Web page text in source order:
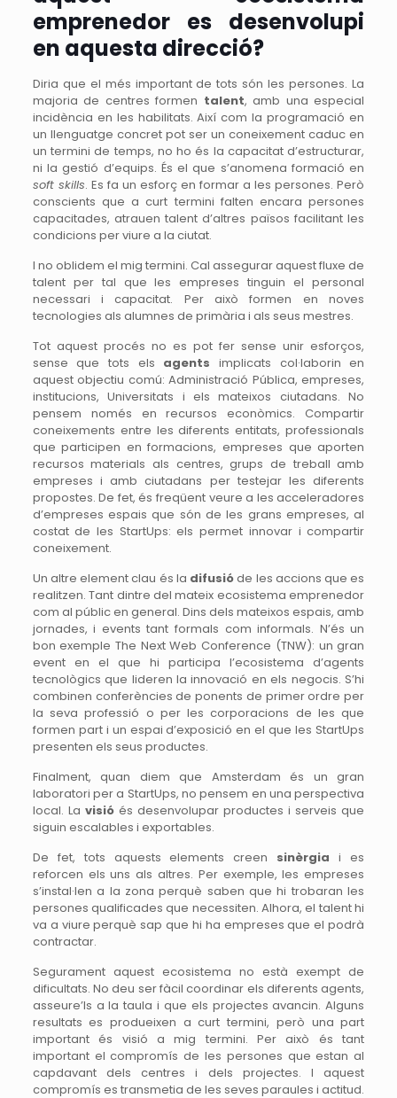
emprenedor es desenvolupi
en aquesta direcció?
Diria que el més important de tots són les persones. La
majoria de centres formen talent, amb una especial
incidència en les habilitats. Així com la programació en
un llenguatge concret pot ser un coneixement caduc en
un termini de temps, no ho és la capacitat d’estructurar,
ni la gestió d’equips. És el que s’anomena formació en
soft skills. Es fa un esforç en formar a les persones. Però
conscients que a curt termini falten encara persones
capacitades, atrauen talent d’altres països facilitant les
condicions per viure a la ciutat.
I no oblidem el mig termini. Cal assegurar aquest fluxe de
talent per tal que les empreses tinguin el personal
necessari i capacitat. Per això formen en noves
tecnologies als alumnes de primària i als seus mestres.
Tot aquest procés no es pot fer sense unir esforços,
sense que tots els agents implicats col·laborin en
aquest objectiu comú: Administració Pública, empreses,
institucions, Universitats i els mateixos ciutadans. No
pensem només en recursos econòmics. Compartir
coneixements entre les diferents entitats, professionals
que participen en formacions, empreses que aporten
recursos materials als centres, grups de treball amb
empreses i amb ciutadans per testejar les diferents
propostes. De fet, és freqüent veure a les acceleradores
d’empreses espais que són de les grans empreses, al
costat de les StartUps: els permet innovar i compartir
coneixement.
Un altre element clau és la difusióde les accions que es
realitzen. Tant dintre del mateix ecosistema emprenedor
com al públic en general. Dins dels mateixos espais, amb
jornades, i events tant formals com informals. N’és un
bon exemple The Next Web Conference (TNW): un gran
event en el que hi participa l’ecosistema d’agents
tecnològics que lideren la innovació en els negocis. S’hi
combinen conferències de ponents de primer ordre per
la seva professió o per les corporacions de les que
formen part i un espai d’exposició en el que les StartUps
presenten els seus productes.
Finalment, quan diem que Amsterdam és un gran
laboratori per a StartUps, no pensem en una perspectiva
local. La visióés desenvolupar productes i serveis que
siguin escalables i exportables.
De fet, tots aquests elements creen sinèrgia i es
reforcen els uns als altres. Per exemple, les empreses
s’instal·len a la zona perquè saben que hi trobaran les
persones qualificades que necessiten. Alhora, el talent hi
va a viure perquè sap que hi ha empreses que el podrà
contractar.
Segurament aquest ecosistema no està exempt de
dificultats. No deu ser fàcil coordinar els diferents agents,
asseure’ls a la taula i que els projectes avancin. Alguns
resultats es produeixen a curt termini, però una part
important és visió a mig termini. Per això és tant
important el compromís de les persones que estan al
capdavant dels centres i dels projectes. I aquest
compromís es transmetia de les seves paraules i actitud.